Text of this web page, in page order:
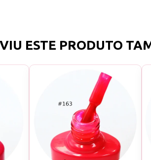
ESTE PRODUTO